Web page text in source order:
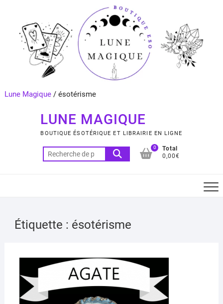
content
Lune Magique/ ésotérisme
LUNE MAGIQUE
BOUTIQUE ÉSOTÉRIQUE ET LIBRAIRIE EN LIGNE
Recherche
pour :
0
Total
0,00€
Étiquette : ésotérisme